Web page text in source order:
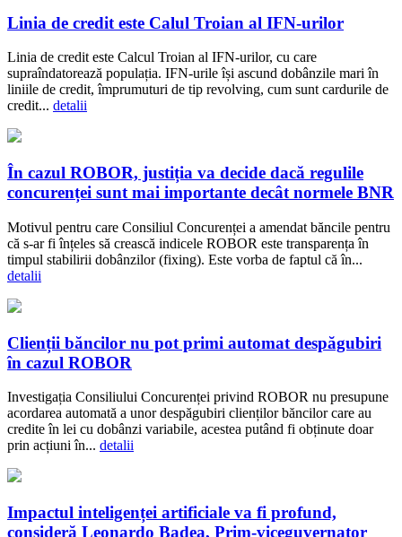
Linia de credit este Calul Troian al IFN-urilor
Linia de credit este Calcul Troian al IFN-urilor, cu care
supraîndatorează populația. IFN-urile își ascund dobânzile mari în
liniile de credit, împrumuturi de tip revolving, cum sunt cardurile de
credit... detalii
În cazul ROBOR, justiția va decide dacă regulile
concurenței sunt mai importante decât normele BNR
Motivul pentru care Consiliul Concurenței a amendat băncile pentru
că s-ar fi înțeles să crească indicele ROBOR este transparența în
timpul stabilirii dobânzilor (fixing). Este vorba de faptul că în...
detalii
Clienții băncilor nu pot primi automat despăgubiri
în cazul ROBOR
Investigația Consiliului Concurenței privind ROBOR nu presupune
acordarea automată a unor despăgubiri clienților băncilor care au
credite în lei cu dobânzi variabile, acestea putând fi obținute doar
prin acțiuni în... detalii
Impactul inteligenței artificiale va fi profund,
consideră Leonardo Badea, Prim-viceguvernator